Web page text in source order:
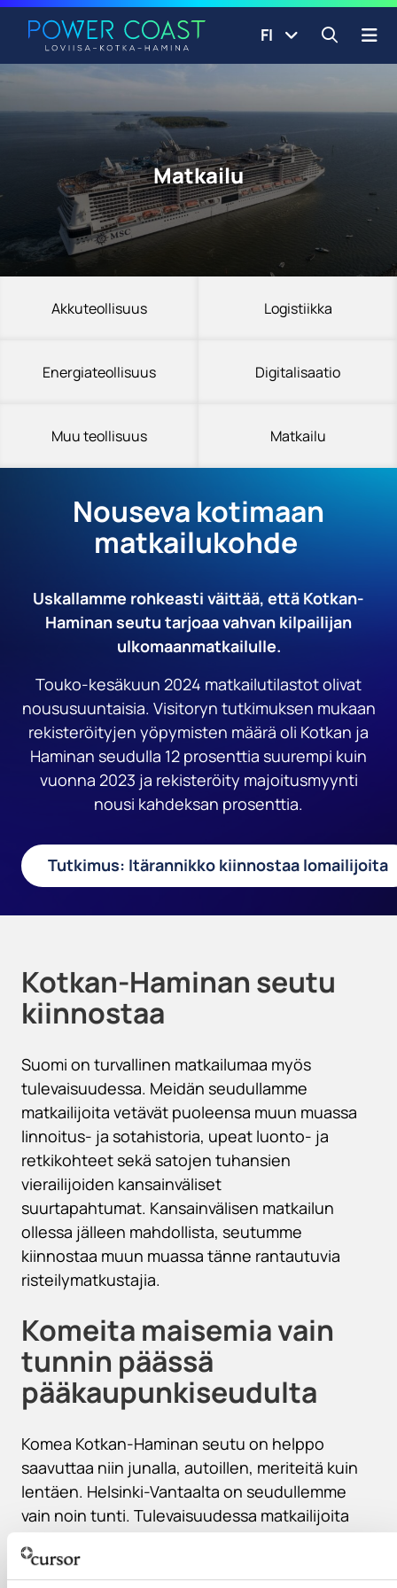
Siirry sisältöön
FI Avaa
Matkailu
Akkuteollisuus Logistiikka
Energiateollisuus Digitalisaatio
Muu teollisuus Matkailu
Nouseva kotimaan
matkailukohde
Uskallamme rohkeasti väittää, että Kotkan-
Haminan seutu tarjoaa vahvan kilpailijan
ulkomaanmatkailulle.
Touko-kesäkuun 2024 matkailutilastot olivat
noususuuntaisia. Visitoryn tutkimuksen mukaan
rekisteröityjen yöpymisten määrä oli Kotkan ja
Haminan seudulla 12 prosenttia suurempi kuin
vuonna 2023 ja rekisteröity majoitusmyynti
nousi kahdeksan prosenttia.
Tutkimus: Itärannikko kiinnostaa lomailijoita
Kotkan-Haminan seutu
kiinnostaa
Suomi on turvallinen matkailumaa myös
tulevaisuudessa. Meidän seudullamme
matkailijoita vetävät puoleensa muun muassa
linnoitus- ja sotahistoria, upeat luonto- ja
retkikohteet sekä satojen tuhansien
vierailijoiden kansainväliset
suurtapahtumat. Kansainvälisen matkailun
ollessa jälleen mahdollista, seutumme
kiinnostaa muun muassa tänne rantautuvia
risteilymatkustajia.
Komeita maisemia vain
tunnin päässä
pääkaupunkiseudulta
Komea Kotkan-Haminan seutu on helppo
saavuttaa niin junalla, autoillen, meriteitä kuin
lentäen. Helsinki-Vantaalta on seudullemme
vain noin tunti. Tulevaisuudessa matkailijoita
palvelee myös seudullamme oleva Suomen
uusin lentokenttä Helsinki-East.